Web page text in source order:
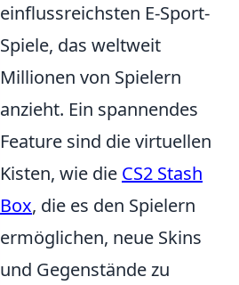
einflussreichsten E-Sport-
Spiele, das weltweit
Millionen von Spielern
anzieht. Ein spannendes
Feature sind die virtuellen
Kisten, wie die CS2 Stash
Box, die es den Spielern
ermöglichen, neue Skins
und Gegenstände zu